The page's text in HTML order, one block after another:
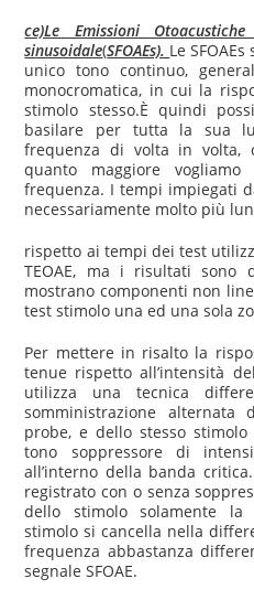
ce)Le Emissioni
sinusoidale(SFOAEs). Le
unico tono continuo,
monocromatica, in cui la
stimolo stesso.È quindi
basilare per tutta la sua
frequenza di volta in volta,
quanto maggiore
frequenza. I tempi impiegati
necessariamente molto più
rispetto ai tempi dei test
TEOAE, ma i risultati
mostrano componenti non
test stimolo una ed una sola
Per mettere in risalto la
tenue rispetto all’intensità
utilizza una tecnica
somministrazione alternata
probe, e dello stesso
tono soppressore di
all’interno della banda
registrato con o senza
dello stimolo solamente la
stimolo si cancella nella
frequenza abbastanza
segnale SFOAE.